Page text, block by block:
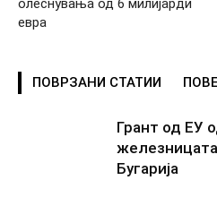
олеснувања од 6 милијарди
евра
ПОВРЗАНИ СТАТИИ
Грант од ЕУ
Бугарија